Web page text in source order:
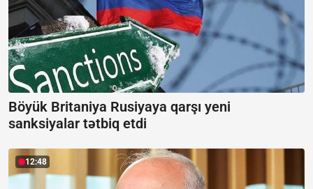
Böyük Britaniya Rusiyaya qarşı yeni
sanksiyalar tətbiq etdi
12:48